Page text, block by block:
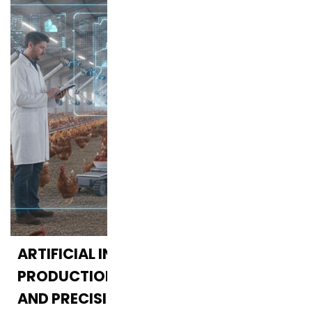
ARTIFICIAL INTELLIGENCE IN POULTRY
PRODUCTION — POTENTIAL, PATIENCE,
AND PRECISION